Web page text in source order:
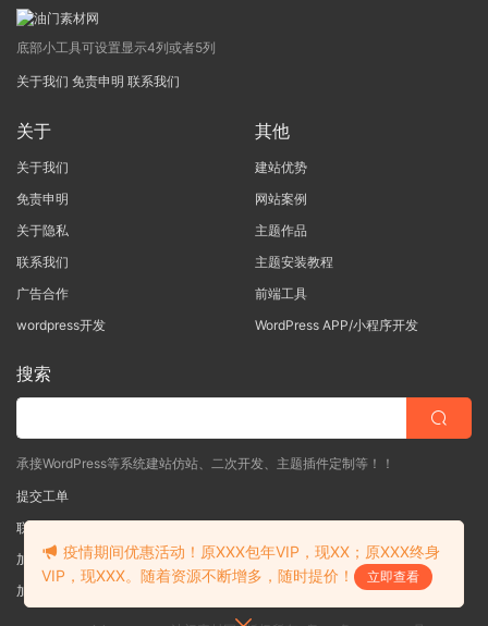
底部小工具可设置显示4列或者5列
关于我们 免责申明 联系我们
关于
关于我们
免责申明
关于隐私
联系我们
广告合作
wordpress开发
其他
建站优势
网站案例
主题作品
主题安装教程
前端工具
WordPress APP/小程序开发
搜索
承接WordPress等系统建站仿站、二次开发、主题插件定制等！！
提交工单
联系客服
加入QQ一群（验证: mobantu）
加入QQ二群
疫情期间优惠活动！原XXX包年VIP，现XX；原XXX终身
VIP，现XXX。随着资源不断增多，随时提价！
立即查看